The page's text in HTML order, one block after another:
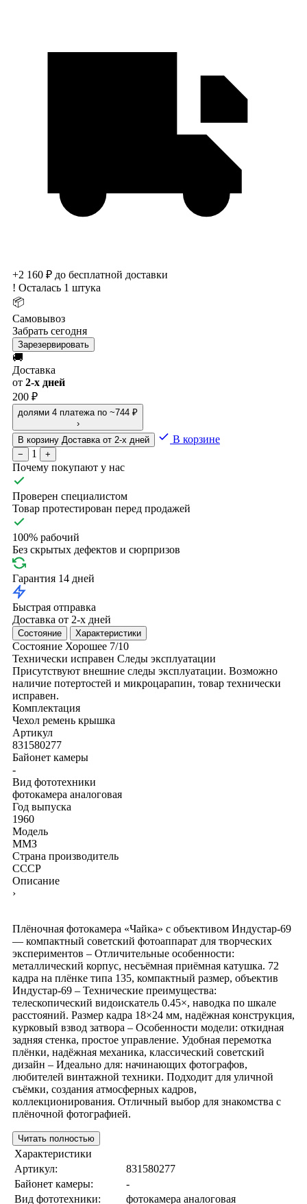
+2 160 ₽ до бесплатной доставки
! Осталась 1 штука
📦
Самовывоз
Забрать сегодня
Зарезервировать
🚚
Доставка
от 2-х дней
200 ₽
долями 4 платежа по ~744 ₽
›
В корзину Доставка от 2-х дней В корзине
− 1 +
Почему покупают у нас
Проверен специалистом
Товар протестирован перед продажей
100% рабочий
Без скрытых дефектов и сюрпризов
Гарантия 14 дней
Быстрая отправка
Доставка от 2-х дней
Состояние Характеристики
Состояние Хорошее 7/10
Технически исправен Следы эксплуатации
Присутствуют внешние следы эксплуатации. Возможно
наличие потертостей и микроцарапин, товар технически
исправен.
Комплектация
Чехол ремень крышка
Артикул
831580277
Байонет камеры
-
Вид фототехники
фотокамера аналоговая
Год выпуска
1960
Модель
ММЗ
Страна производитель
СССР
Описание
›
Плёночная фотокамера «Чайка» с объективом Индустар-69
— компактный советский фотоаппарат для творческих
экспериментов – Отличительные особенности:
металлический корпус, несъёмная приёмная катушка. 72
кадра на плёнке типа 135, компактный размер, объектив
Индустар-69 – Технические преимущества:
телескопический видоискатель 0.45×, наводка по шкале
расстояний. Размер кадра 18×24 мм, надёжная конструкция,
курковый взвод затвора – Особенности модели: откидная
задняя стенка, простое управление. Удобная перемотка
плёнки, надёжная механика, классический советский
дизайн – Идеально для: начинающих фотографов,
любителей винтажной техники. Подходит для уличной
съёмки, создания атмосферных кадров,
коллекционирования. Отличный выбор для знакомства с
плёночной фотографией.
Читать полностью
Характеристики
Артикул:
831580277
Байонет камеры:
-
Вид фототехники:
фотокамера аналоговая